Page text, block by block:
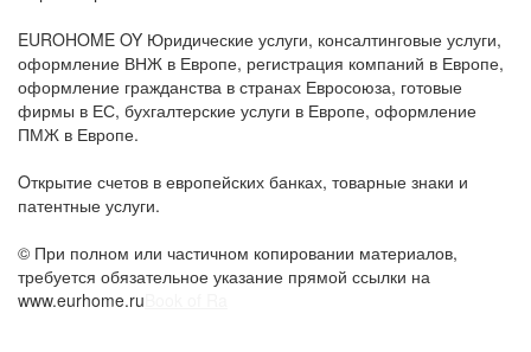
оформление ВНЖ в Европе, регистрация компаний в Европе,
оформление гражданства в странах Евросоюза, готовые
фирмы в ЕС, бухгалтерские услуги в Европе, оформление
ПМЖ в Европе.
патентные услуги.
требуется обязательное указание прямой ссылки на
www.eurhome.ruBook of Ra